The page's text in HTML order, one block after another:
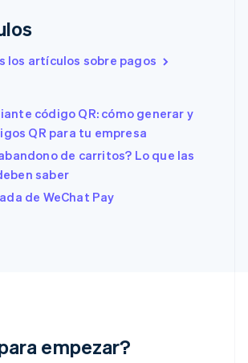
los artículos sobre pagos
código QR: cómo generar y
QR para tu empresa
de carritos? Lo que las
saber
de WeChat Pay
empezar?
简体中文